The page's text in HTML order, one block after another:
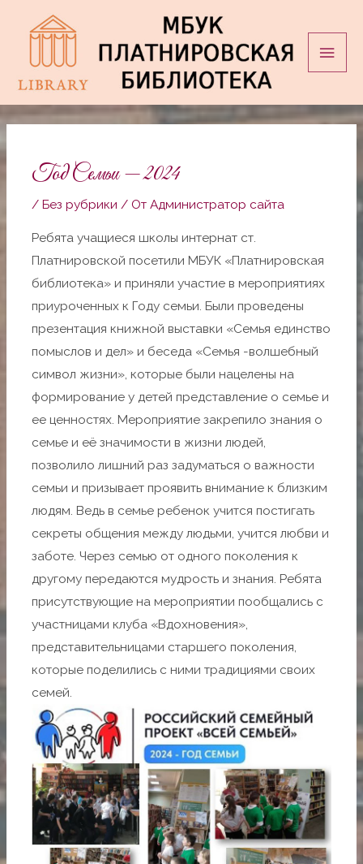
Год Семьи — 2024
/Без рубрики / ОтАдминистратор сайта
Ребята учащиеся школы интернат ст.
Платнировской посетили МБУК «Платнировская
библиотека» и приняли участие в мероприятиях
приуроченных к Году семьи. Были проведены
презентация книжной выставки «Семья единство
помыслов и дел» и беседа «Семья -волшебный
символ жизни», которые были нацелены на
формирование у детей представление о семье и
ее ценностях. Мероприятие закрепило знания о
семье и её значимости в жизни людей,
позволило лишний раз задуматься о важности
семьи и призывает проявить внимание к близким
людям. Ведь в семье ребенок учится постигать
секреты общения между людьми, учится любви и
заботе. Через семью от одного поколения к
другому передаются мудрость и знания. Ребята
присутствующие на мероприятии пообщались с
участницами клуба «Вдохновения»,
представительницами старшего поколения,
которые поделились с ними традициями своих
семей.
Навигация
записям